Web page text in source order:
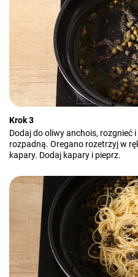
Krok 3
Dodaj do oliwy anchois, rozgnieć
rozpadną. Oregano rozetrzyj w
kapary. Dodaj kapary i pieprz.